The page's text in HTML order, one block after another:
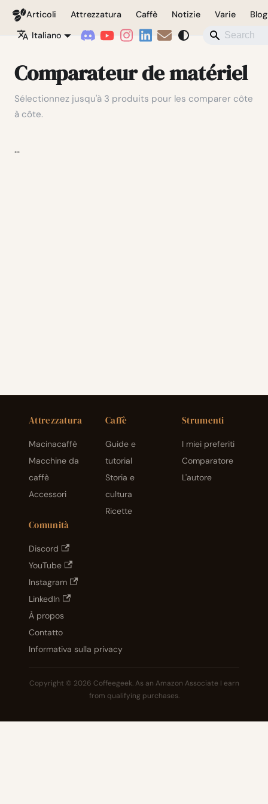
Coffeegeek
Articoli Attrezzatura Caffè Notizie Varie
Blog
Italiano
Comparateur de matériel
Sélectionnez jusqu'à 3 produits pour les comparer côte
à côte.
…
Attrezzatura
Macinacaffè
Macchine da
caffè
Accessori
Caffè
Guide e
tutorial
Storia e
cultura
Ricette
Strumenti
I miei preferiti
Comparatore
L'autore
Comunità
Discord
YouTube
Instagram
LinkedIn
À propos
Contatto
Informativa sulla privacy
Copyright © 2026 Coffeegeek. As an Amazon Associate I earn
from qualifying purchases.